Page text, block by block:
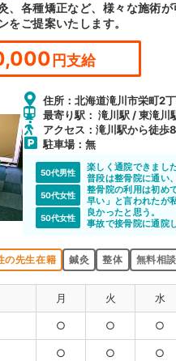
、各種矯正など、様々な施術
をご提案いたします。
円支給
住所：北海道滝川市栄町2
最寄り駅： 滝川駅 / 東滝川
アクセス：滝川駅から徒歩
駐車場：無
50代男性
楽しく通院できました
普段は整骨院に通い
50代女性
整骨院の利用は初め
早い」と言われたが
た。ただ、先生はと
ました。
50代女性
良かったと思う。
事故で接骨院に通院
たのはある。
の先生在籍 鍼灸 整体 無料相
月 火 水
○ ○ ○
○ ○ ○